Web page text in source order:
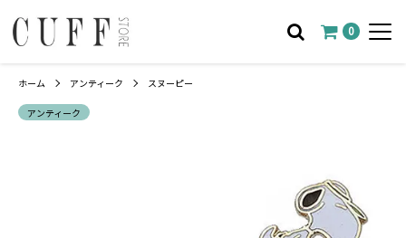
0
ホーム アンティーク スヌーピー
アンティーク